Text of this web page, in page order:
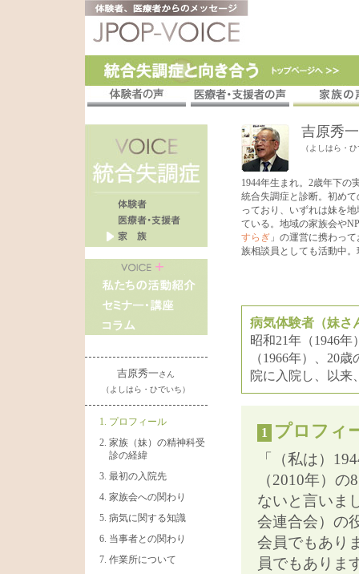
吉原秀一さん
（よしはら・ひでいち）
プロフィール
家族（妹）の精神科受
診の経緯
最初の入院先
家族会への関わり
病気に関する知識
当事者との関わり
作業所について
吉原秀一
（よしはら・
1944年生まれ。2歳年下の
統合失調症と診断。初め
っており、いずれは妹を
ている。地域の家族会や
すらぎ」の運営に携わっ
族相談員としても活動中
病気体験者（妹さ
昭和21年（1946
（1966年）、20
院に入院し、以来
1 プロフィ
「（私は）
（2010年）
ないと言いま
会連合会）の
会員でもあり
員でもありま